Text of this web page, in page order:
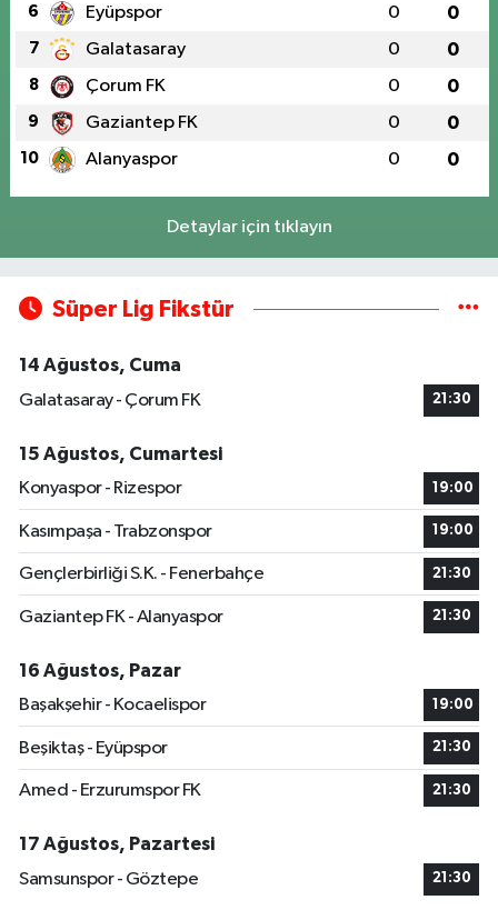
6 Eyüpspor 0 0
7 Galatasaray 0 0
8 Çorum FK 0 0
9 Gaziantep FK 0 0
10 Alanyaspor 0 0
Detaylar için tıklayın
Süper Lig Fikstür
14 Ağustos, Cuma
Galatasaray - Çorum FK
21:30
15 Ağustos, Cumartesi
Konyaspor - Rizespor
19:00
Kasımpaşa - Trabzonspor 19:00
Gençlerbirliği S.K. - Fenerbahçe 21:30
Gaziantep FK - Alanyaspor 21:30
16 Ağustos, Pazar
Başakşehir - Kocaelispor
19:00
Beşiktaş - Eyüpspor 21:30
Amed - Erzurumspor FK 21:30
17 Ağustos, Pazartesi
Samsunspor - Göztepe
21:30